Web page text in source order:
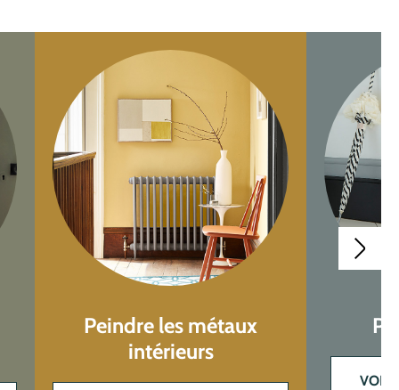
Peindre les métaux
intérieurs
VOIR